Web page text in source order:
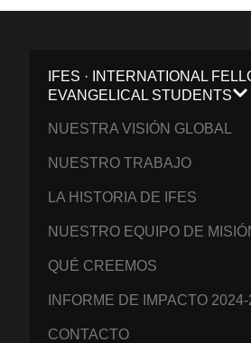
IFES · INTERNATIONAL
EVANGELICAL STUDENTS
NUESTRA VISIÓN GLOBAL
NUESTRO TRABAJO
LA HISTORIA DE IFES
NUESTRO EQUIPO DE
QUÉ CREEMOS
INFORME DE IMPACTO
CONTACTO